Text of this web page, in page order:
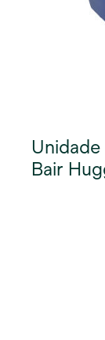
Bair